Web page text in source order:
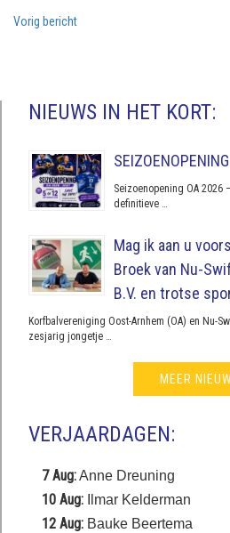
Vorig bericht
NIEUWS IN HET KORT:
Seizoenopening OA 2026
definitieve …
Mag ik aan u
Broek van Nu-
B.V. en trotse
Korfbalvereniging Oost-Arnhem (OA) en Nu-
zesjarig jongetje …
MEER
VERJAARDAGEN:
7 Aug:Anne Dreuning
10 Aug: Ilmar Kelderman
12 Aug: Bauke Beertema